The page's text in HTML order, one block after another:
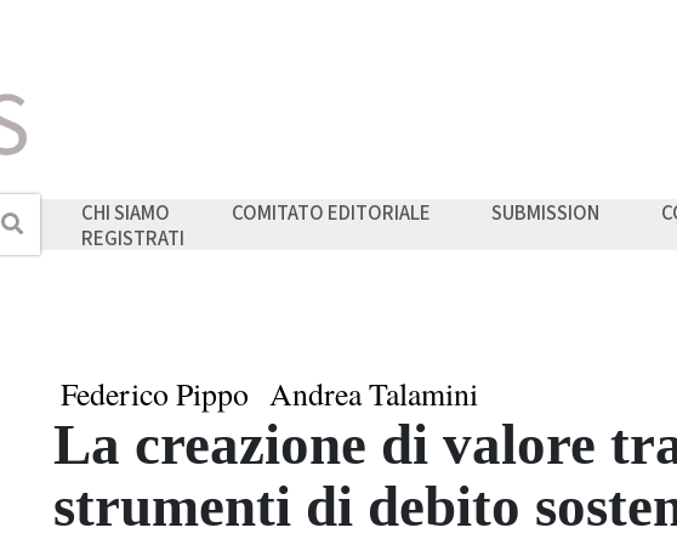
Cerca CHI SIAMO COMITATO EDITORIALE SUBMISSION
REGISTRATI
Federico Pippo Andrea Talamini
La creazione di valore
strumenti di debito